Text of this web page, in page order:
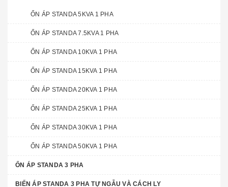
ỔN ÁP STANDA 5KVA 1 PHA
ỔN ÁP STANDA 7.5KVA 1 PHA
ỔN ÁP STANDA 10KVA 1 PHA
ỔN ÁP STANDA 15KVA 1 PHA
ỔN ÁP STANDA 20KVA 1 PHA
ỔN ÁP STANDA 25KVA 1 PHA
ỔN ÁP STANDA 30KVA 1 PHA
ỔN ÁP STANDA 50KVA 1 PHA
ỔN ÁP STANDA 3 PHA
BIẾN ÁP STANDA 3 PHA TỰ NGẪU VÀ CÁCH LY